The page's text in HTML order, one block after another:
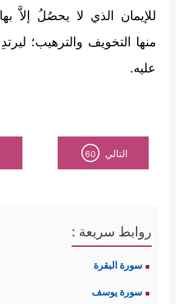
للإيمان الذي لا يحصُلُ إلاَّ
منها التخويف والترهيب؛
عليه.
التالي 60
روابط سريعة :
سورة البقرة
سورة يوسف